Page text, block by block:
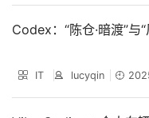
Codex：“陈仓·暗渡”与
IT lucyqin